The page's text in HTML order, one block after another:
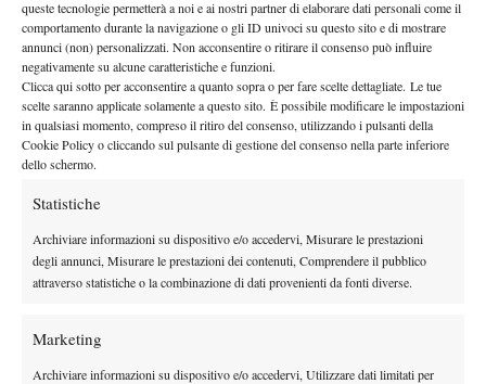
queste tecnologie permetterà a noi e ai nostri partner di elaborare dati personali come il
comportamento durante la navigazione o gli ID univoci su questo sito e di mostrare
annunci (non) personalizzati. Non acconsentire o ritirare il consenso può influire
negativamente su alcune caratteristiche e funzioni.
Clicca qui sotto per acconsentire a quanto sopra o per fare scelte dettagliate. Le tue
scelte saranno applicate solamente a questo sito. È possibile modificare le impostazioni
in qualsiasi momento, compreso il ritiro del consenso, utilizzando i pulsanti della
Cookie Policy o cliccando sul pulsante di gestione del consenso nella parte inferiore
dello schermo.
Statistiche
Archiviare informazioni su dispositivo e/o accedervi, Misurare le prestazioni
degli annunci, Misurare le prestazioni dei contenuti, Comprendere il pubblico
attraverso statistiche o la combinazione di dati provenienti da fonti diverse.
Marketing
Archiviare informazioni su dispositivo e/o accedervi, Utilizzare dati limitati per
che riuscì nell’impresa da numero 125 del mondo.
Pensando ancora più in grande, se dovesse vincere il torneo,
toccherebbe quota 2536, sufficiente per superare Andrey
Rublev al tredicesimo posto. A quel punto si sarà già giocata
l’altra semifinale, quella traAlexander ZvereveJakub Mensik
Al ceco basterebbe battere il numero 3 del mondo per
posizionarsi davanti all’azzurro a prescindere dai suoi risultati.
Arnaldi è al numero 23, ma potrebbe scavalcareRafael Jodar
al dodicesimo posto con una vittoria, e addirittura Daniil
dovrebbe aspettare i risultati di Mensik.
WIMBLEDON